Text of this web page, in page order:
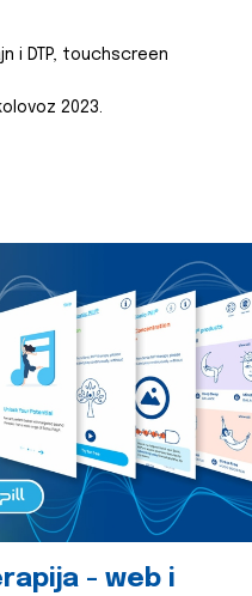
i DTP, touchscreen
2023.
- web i